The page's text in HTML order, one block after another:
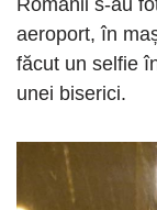
aeroport, în
făcut un selfie
unei biserici.